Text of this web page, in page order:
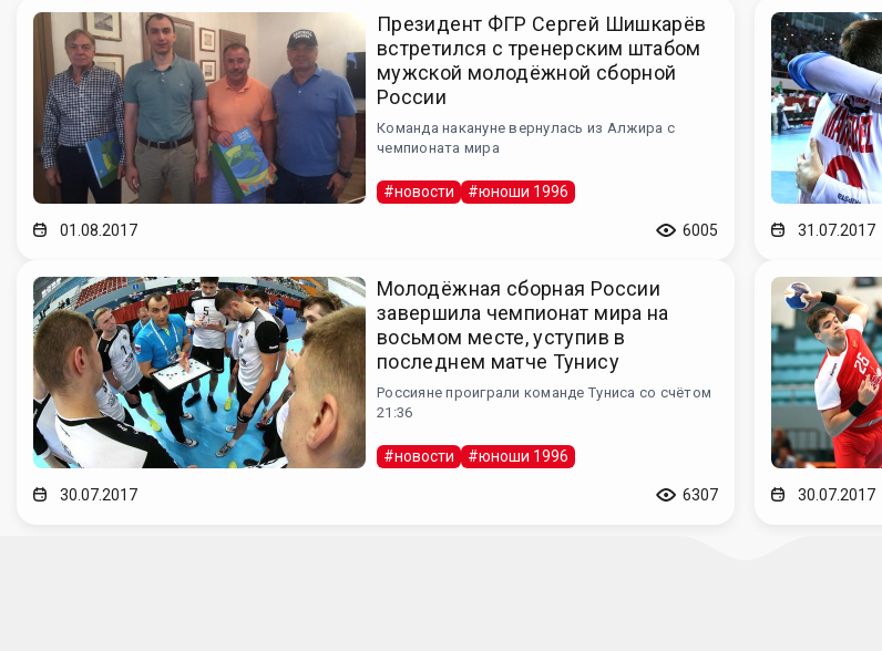
Президент ФГР Сергей Шишкарёв
встретился с тренерским штабом
мужской молодёжной сборной
России
Команда накануне вернулась из Алжира с
чемпионата мира
#новости #юноши 1996
01.08.2017 6005 31.07.2017
Молодёжная сборная России
завершила чемпионат мира на
восьмом месте, уступив в
последнем матче Тунису
Россияне проиграли команде Туниса со счётом
21:36
#новости #юноши 1996
30.07.2017 6307 30.07.2017